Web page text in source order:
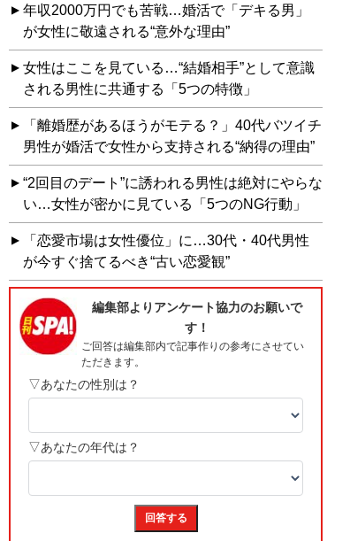
年収2000万円でも苦戦…婚活で「デキる男」
が女性に敬遠される“意外な理由”
女性はここを見ている…“結婚相手”として意識
される男性に共通する「5つの特徴」
「離婚歴があるほうがモテる？」40代バツイチ
男性が婚活で女性から支持される“納得の理由”
“2回目のデート”に誘われる男性は絶対にやらな
い…女性が密かに見ている「5つのNG行動」
「恋愛市場は女性優位」に…30代・40代男性
が今すぐ捨てるべき“古い恋愛観”